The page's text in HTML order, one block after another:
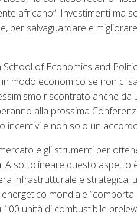
africano”. Investimenti ma
per salvaguardare e
of Economics and
modo economico se non ci
riscontrato anche
alla prossima
incentivi e non solo un
e gli strumenti per
A sottolineare questo aspetto
infrastrutturale e strategica,
mondiale
unità di combustibile